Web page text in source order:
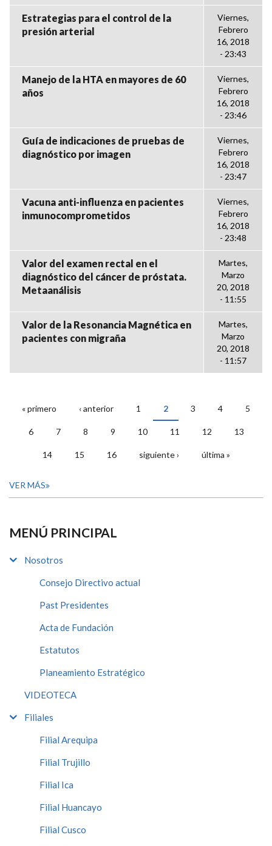
Estrategias para el control de la
presión arterial
Viernes,
Febrero
16, 2018
- 23:43
Manejo de la HTA en mayores de 60
años
Viernes,
Febrero
16, 2018
- 23:46
Guía de indicaciones de pruebas de
diagnóstico por imagen
Viernes,
Febrero
16, 2018
- 23:47
Vacuna anti-influenza en pacientes
inmunocomprometidos
Viernes,
Febrero
16, 2018
- 23:48
Valor del examen rectal en el
diagnóstico del cáncer de próstata.
Metaanálisis
Martes,
Marzo
20, 2018
- 11:55
Valor de la Resonancia Magnética en
pacientes con migraña
Martes,
Marzo
20, 2018
- 11:57
PÁGINAS
« primero ‹ anterior 1 2 3 4 5
6 7 8 9 10 11 12 13
14 15 16 siguiente › última »
VER MÁS
MENÚ PRINCIPAL
Nosotros
Consejo Directivo actual
Past Presidentes
Acta de Fundación
Estatutos
Planeamiento Estratégico
VIDEOTECA
Filiales
Filial Arequipa
Filial Trujillo
Filial Ica
Filial Huancayo
Filial Cusco